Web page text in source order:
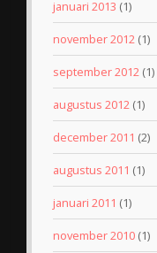
januari 2013 (1)
november 2012 (1)
september 2012 (1)
augustus 2012 (1)
december 2011 (2)
augustus 2011 (1)
januari 2011 (1)
november 2010 (1)